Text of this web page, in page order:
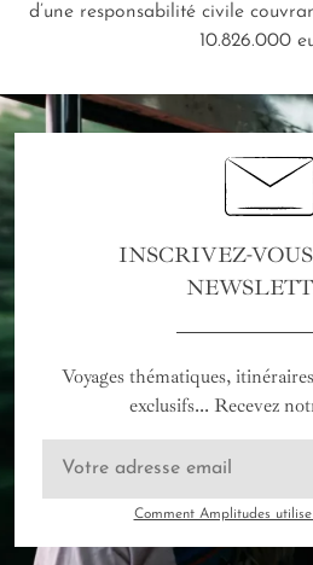
d’une responsabilité civile
10.826.000
INSCRIVEZ-
Voyages thématiques,
exclusifs... Recevez
Comment Amplitudes utilise